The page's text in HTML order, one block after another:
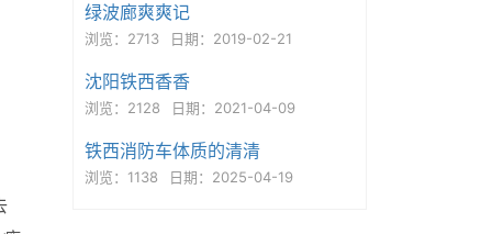
绿波廊爽爽记
浏览：2713 日期：2019-02-21
沈阳铁西香香
浏览：2128 日期：2021-04-09
铁西消防车体质的清清
浏览：1138 日期：2025-04-19